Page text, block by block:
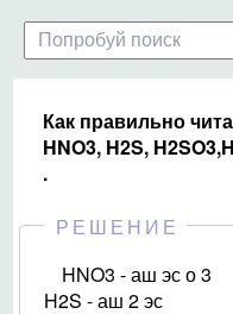
Как правильно
HNO3, H2S,
.
РЕШЕНИЕ
HNO3 - аш эс о 3
H2S - аш 2 эс